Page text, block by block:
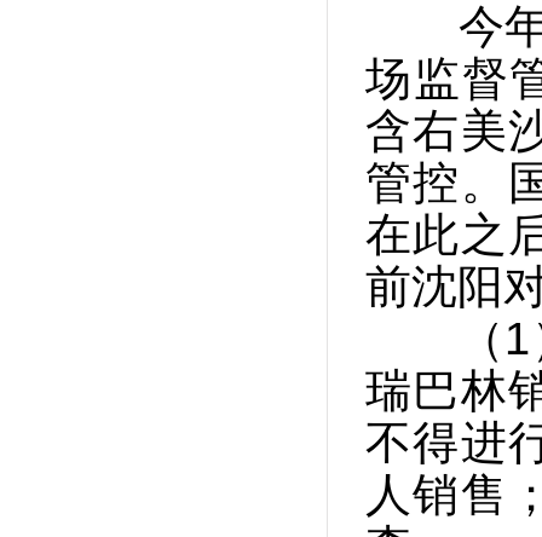
今年4
场监督
含右美
管控。
在此之
前沈阳
（1）
瑞巴林
不得进
人销售